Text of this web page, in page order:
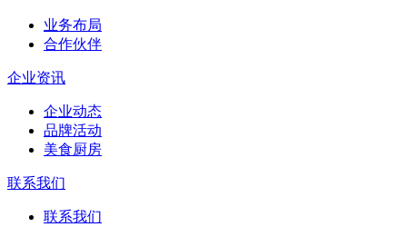
业务布局
合作伙伴
企业资讯
企业动态
品牌活动
美食厨房
联系我们
联系我们